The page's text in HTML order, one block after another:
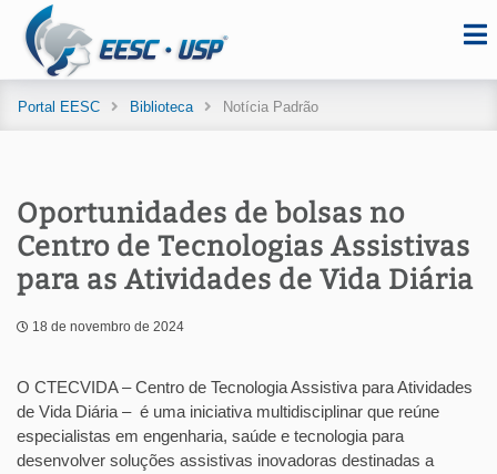
Portal EESC Biblioteca Notícia Padrão
Oportunidades de bolsas no
Centro de Tecnologias Assistivas
para as Atividades de Vida Diária
18 de novembro de 2024
O CTECVIDA – Centro de Tecnologia Assistiva para Atividades
de Vida Diária – é uma iniciativa multidisciplinar que reúne
especialistas em engenharia, saúde e tecnologia para
desenvolver soluções assistivas inovadoras destinadas a